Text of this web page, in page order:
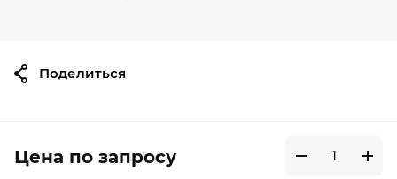
Цена по запросу
Поделиться